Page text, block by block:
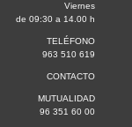
Viernes
de 09:30 a 14.00 h
TELÉFONO
963 510 619
CONTACTO
MUTUALIDAD
96 351 60 00